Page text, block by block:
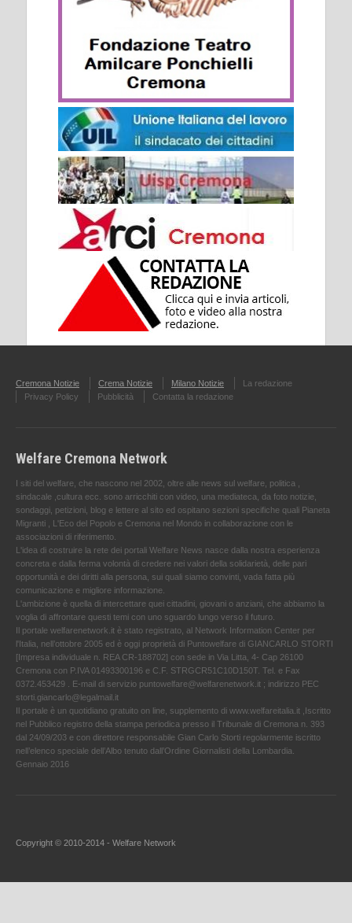
Cremona Notizie Crema Notizie Milano Notizie
La redazione
Privacy Policy
Pubblicità Contatta la redazione
Welfare Cremona Network
I siti del welfare, che nascono nel 2002, oltre alle news sul welfare, politica ,
sindacale ,cultura ecc. sono arricchiti con video, una mediateca, da foto notizie,
sondaggi, petizioni, blog e lettere al sito ed ospitano sezioni specifiche quali Pianeta
Migranti , L'Eco del Popolo e Cremona nel Mondo in collaborazione con le
associazioni di riferimento.
L'idea di costruire la rete dei portali Welfare News nasce dalla nostra esperienza
concreta e dalla ferma volontà di credere nei valori della solidarietà, delle pari
opportunità e dei diritti alla persona, sui quali siamo convinti, vada fatta più
comunicazione e migliore informazione.
L'ambizione è quella di intercettare quei cittadini, giovani o anziani, che abbiamo la
voglia di affrontare questi temi con uno sguardo lungo verso il futuro.
Il portale welfarenetwork.it è stato registrato, al Network Information Center per
l'Italia, nell’ottobre 2005 ed è oggi proprietà di Puntowelfare di GIANCARLO STORTI
[Impresa individuale n. REA CR-188702] con sede in Via Litta, 4- Cap 26100
Cremona con P.IVA 01493300196 e C.F. STRGCR51C10D150T. Tel. e Fax
0372.453429 . E-mail di servizio puntowelfare@welfarenetwork.it ; indirizzo PEC
storti.giancarlo@legalmail.it
Il portale è un quotidiano gratuito on line, supplemento di www.welfareitalia.it ,Iscritto
nel Pubblico registro della stampa periodica presso il Tribunale di Cremona n. 393
dal 24/09/203 e con direttore responsabile Gian Carlo Storti regolarmente iscritto
nell’elenco speciale dell’Albo tenuto dall’Ordine Giornalisti della Lombardia.
Gennaio 2016
Copyright © 2010-2014 - Welfare Network